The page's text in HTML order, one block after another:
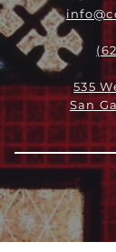
535
San